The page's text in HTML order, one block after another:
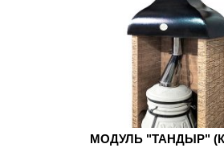
МОДУЛЬ "ТАНДЫР"